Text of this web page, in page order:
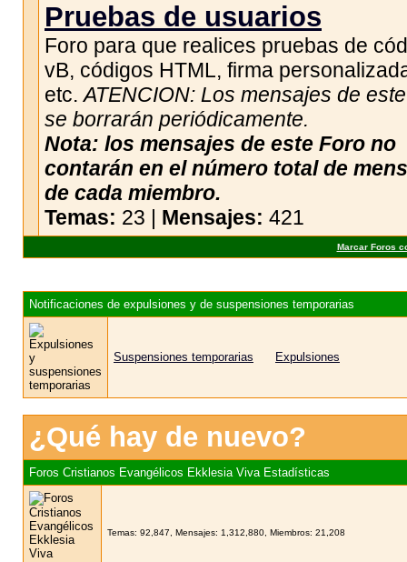
Pruebas de usuarios
Foro para que realices pruebas de
vB, códigos HTML, firma
etc.ATENCION: Los mensajes de
se borrarán periódicamente.
Nota: los mensajes de este Foro no
contarán en el número total de
de cada miembro.
Temas: 23 | Mensajes: 421
Marcar Foros
Notificaciones de expulsiones y de suspensiones temporarias
Suspensiones temporarias Expulsiones
¿Qué hay de nuevo?
Foros Cristianos Evangélicos Ekklesia Viva Estadísticas
Temas: 92,847, Mensajes: 1,312,880, Miembros: 21,208